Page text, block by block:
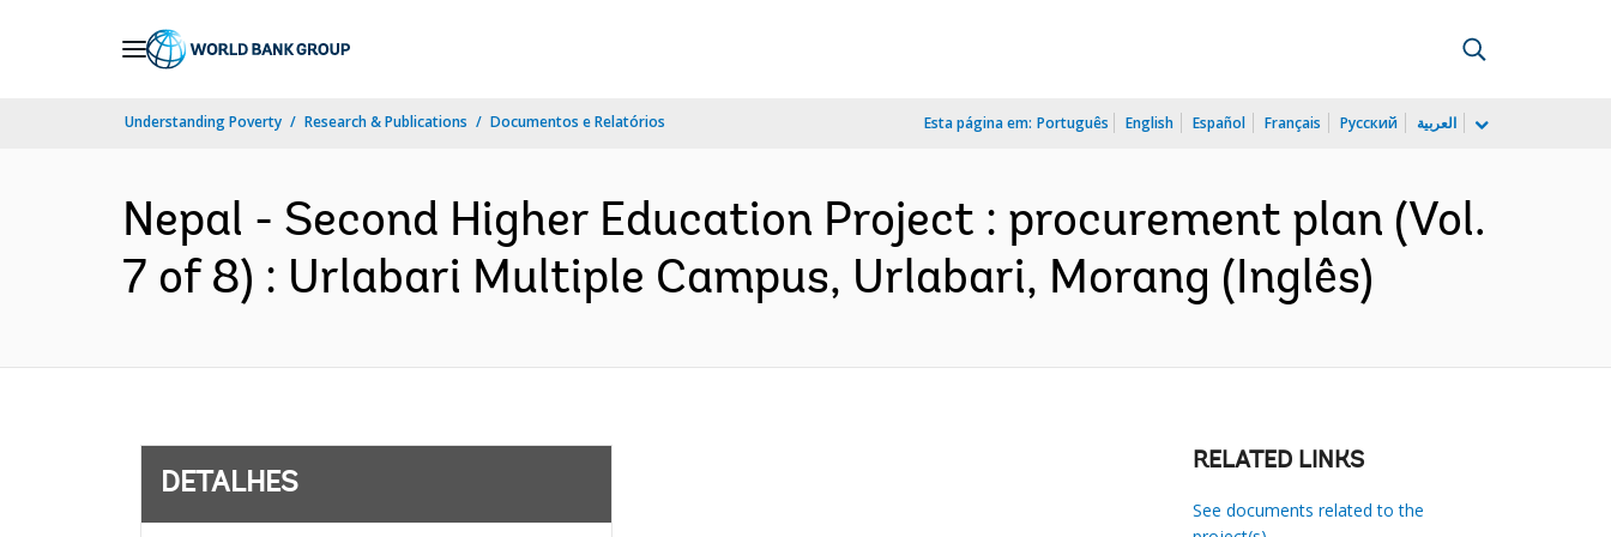
Understanding Poverty Research & Publications Documentos e Relatórios Esta página em: Português English Español Français Русский العربية
Nepal - Second Higher Education Project : procurement plan (Vol.
7 of 8) : Urlabari Multiple Campus, Urlabari, Morang (Inglês)
DETALHES
RELATED LINKS
See documents related to the